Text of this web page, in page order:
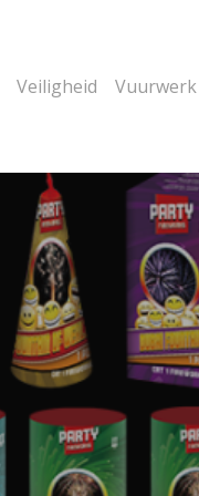
Veiligheid